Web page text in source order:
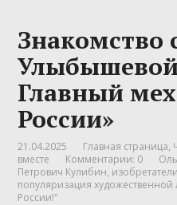
Знакомство
Главный
России»
21.04.2025 Главная страница,
вместе
Комментарии: 0
Петрович Кулибин, изобретатели
популяризация художественной
России!"